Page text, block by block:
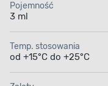
Pojemność
3 ml
Temp. stosowania
od +15°C do +25°C